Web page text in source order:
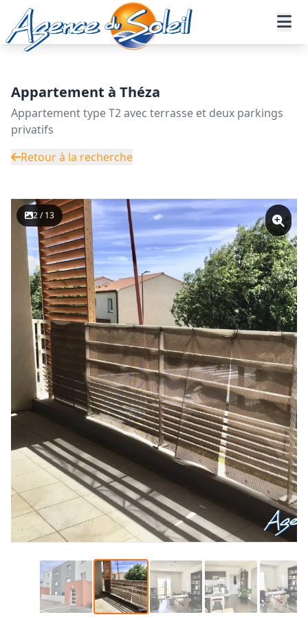
Aller au contenu principal
Accueil Annonces immobilières
Vente
Appartement - Réf. 02-11220-AGENCEDUSOLEIL
Appartement à Théza
Appartement type T2 avec terrasse et deux parkings
privatifs
Retour à la recherche
2 / 13